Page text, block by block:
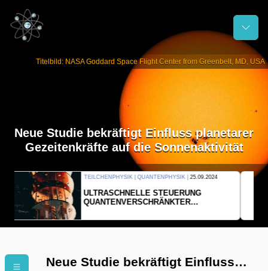
Titelbild: NASA Goddard Space Flight Center from Greenbelt, MD, USA
Neue Studie bekräftigt Einfluss planetarer
Gezeitenkräfte auf die Sonnenaktivität
THERMODYNAMIK | WELLENLEHRE |23.09.2024
FORSCHER ERZEUGEN
EINDIMENSIONALES GAS AUS LICHT
Neue Studie bekräftigt Einfluss